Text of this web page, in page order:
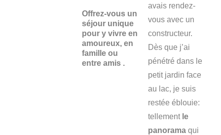
Offrez-vous un
séjour unique
pour y vivre en
amoureux, en
famille ou
entre amis .
avais rendez-
vous avec un
constructeur.
Dès que j’ai
pénétré dans le
petit jardin face
au lac, je suis
restée éblouie:
tellement le
panorama qui